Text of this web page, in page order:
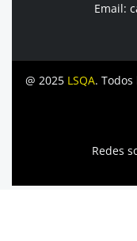
Email:
@ 2025 LSQA. Todos
Redes